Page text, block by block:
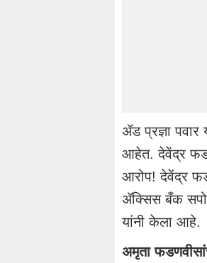
ॲड प्रज्ञा
आहेत. देवेंद्र
आरोप! देवेंद्र
ॲक्सिस बँक
यांनी केला आहे.
अमृता